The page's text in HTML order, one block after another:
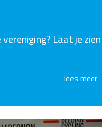
Laat je zien
lees meer